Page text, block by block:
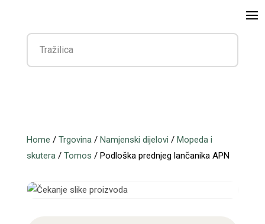
Home / Trgovina/ Namjenski dijelovi / Mopeda i
skutera/ Tomos / Podloška prednjeg lančanika APN